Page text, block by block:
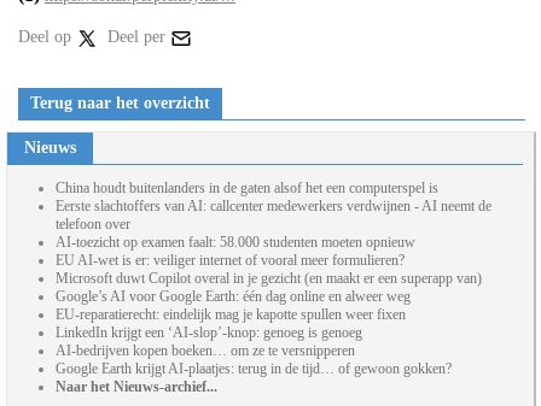
Deel op Deel per
Terug naar het overzicht
Nieuws
China houdt buitenlanders in de gaten alsof het een computerspel is
Eerste slachtoffers van AI: callcenter medewerkers verdwijnen - AI neemt de
telefoon over
AI-toezicht op examen faalt: 58.000 studenten moeten opnieuw
EU AI-wet is er: veiliger internet of vooral meer formulieren?
Microsoft duwt Copilot overal in je gezicht (en maakt er een superapp van)
Google’s AI voor Google Earth: één dag online en alweer weg
EU-reparatierecht: eindelijk mag je kapotte spullen weer fixen
LinkedIn krijgt een ‘AI-slop’-knop: genoeg is genoeg
AI-bedrijven kopen boeken… om ze te versnipperen
Google Earth krijgt AI-plaatjes: terug in de tijd… of gewoon gokken?
Naar het Nieuws-archief...